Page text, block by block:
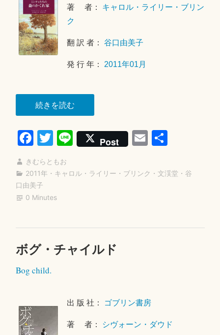
夜”
著 者： キャロル・ライリー・ブリン
ク
翻 訳 者：谷口由美子
発 行 年： 2011年01月
続きを読む“ミ
ン
テ
ィ
ち
か
Fa
ce
bo
ok
T
wi
tte
Li
ne
Post E
m
ail
共
きむらともお
2011年 ・ キャロル・ライリー・ブリンク ・ 文渓堂 ・ 谷
口由美子
1
7
日
0 Minutes
ボグ・チャイルド
Bog child.
出 版 社： ゴブリン書房
著 者： シヴォーン・ダウド
コ
ン
残
す
2
1
4
月